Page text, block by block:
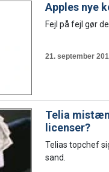
Apples nye
Fejl på fejl gør
21. september
Telia
licenser?
Telias topchef
sand.